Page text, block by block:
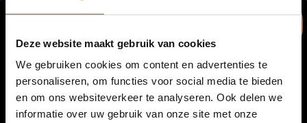
Deze website maakt gebruik van cookies
We gebruiken cookies om content en advertenties te
personaliseren, om functies voor social media te bieden
en om ons websiteverkeer te analyseren. Ook delen we
informatie over uw gebruik van onze site met onze
Lovely Label is een duurzaam, milieuvriendelijk en tíjdloos
Alle producten worden door onszelf met liefde en zorg met de
hand gemaakt. Zo zorgen we er samen voor dat een eerlijke
5% korting...